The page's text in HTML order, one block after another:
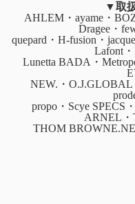
▼取
AHLEM・ayame・
Dragee・
quepard・H-fusion・
Lafont
Lunetta BADA・
NEW.・O.J.GLOBAL
propo・Scye SPECS
ARNEL
THOM